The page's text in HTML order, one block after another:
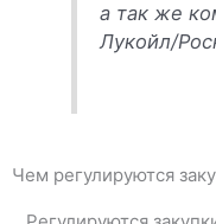
а так же
Лукойл/
Чем регулируются